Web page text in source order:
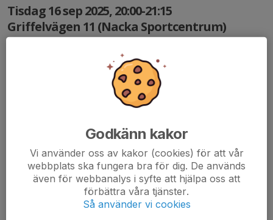
Tisdag 16 sep 2025, 20:00-21:15
Griffelvägen 11 (Nacka Sportcentrum)
Godkänn kakor
Vi använder oss av kakor (cookies) för att vår
webbplats ska fungera bra för dig. De används
även för webbanalys i syfte att hjälpa oss att
förbättra våra tjänster.
Så använder vi cookies